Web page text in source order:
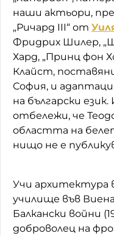
наши актьори,
„Ричард III“ от
Фридрих Шилер,
Хард, „Принц фон
Клайст,
София, и
на български
отбележи, че
областта на
нищо не е
Учи архитектура
училище във
Балкански войни
доброволец на